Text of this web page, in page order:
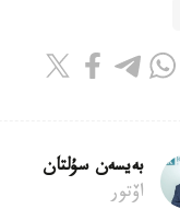
بەيسەن سۇلتان
اۆتور